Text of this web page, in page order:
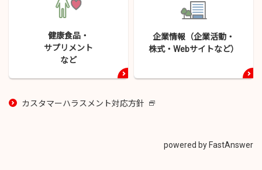
健康食品・
サプリメント
など
企業情報（企業活動・
株式・ Webサイトなど）
カスタマーハラスメント対応方針 新
powered by FastAnswer